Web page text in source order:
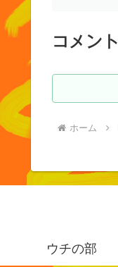
コメント
ホーム
ウチの部